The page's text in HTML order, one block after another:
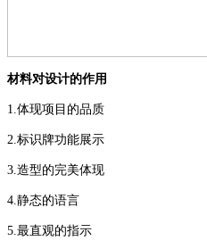
材料对设计的作用
1. 体现项目的品质
2. 标识牌功能展示
3. 造型的完美体现
4. 静态的语言
5. 最直观的指示